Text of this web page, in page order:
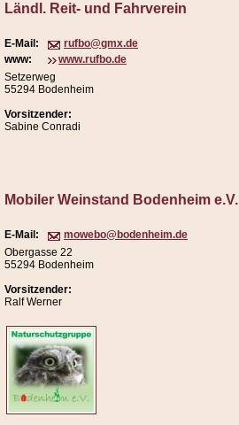
Ländl. Reit- und Fahrverein
E-Mail:
rufbo@gmx.de
www:
www.rufbo.de
Setzerweg
55294 Bodenheim
Vorsitzender:
Sabine Conradi
Mobiler Weinstand Bodenheim e.V.
E-Mail:
mowebo@bodenheim.de
Obergasse 22
55294 Bodenheim
Vorsitzender:
Ralf Werner